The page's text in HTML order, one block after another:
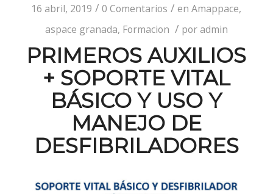
16 abril, 2019 / 0 Comentarios / enAmappace,
aspace granada, Formacion / poradmin
PRIMEROS AUXILIOS
+ SOPORTE VITAL
BÁSICO Y USO Y
MANEJO DE
DESFIBRILADORES